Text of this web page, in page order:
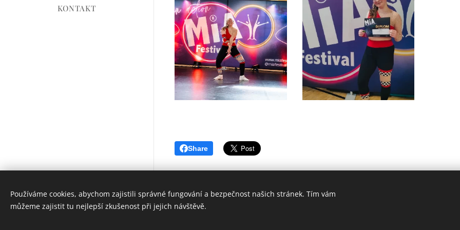
KONTAKT
Share
Používáme cookies, abychom zajistili správné fungování a bezpečnost našich stránek. Tím vám
můžeme zajistit tu nejlepší zkušenost při jejich návštěvě.